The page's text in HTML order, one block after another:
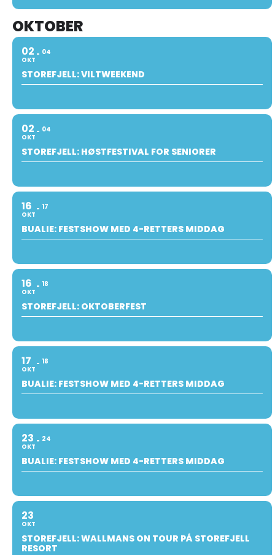
OKTOBER
02
OKT
04
STOREFJELL: VILTWEEKEND
02
OKT
04
STOREFJELL: HØSTFESTIVAL FOR SENIORER
16
OKT
17
BUALIE: FESTSHOW MED 4-RETTERS MIDDAG
16
OKT
18
STOREFJELL: OKTOBERFEST
17
OKT
18
BUALIE: FESTSHOW MED 4-RETTERS MIDDAG
23
OKT
24
BUALIE: FESTSHOW MED 4-RETTERS MIDDAG
23
OKT
STOREFJELL: WALLMANS ON TOUR PÅ STOREFJELL
RESORT